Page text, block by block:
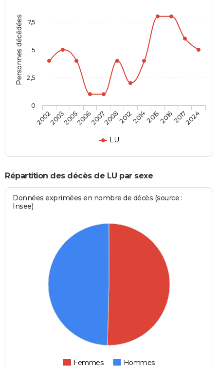
Personnes décédées
LU
200220032005200620072008201220142015201620172024
0
2,5
5
7,5
Répartition des décès de LU par sexe
Données exprimées en nombre de décès (source :
Insee)
Femmes Hommes